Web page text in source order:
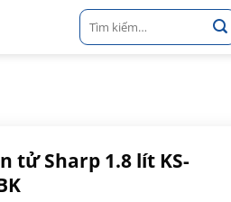
Tìm
kiếm:
tử Sharp 1.8 lít KS-